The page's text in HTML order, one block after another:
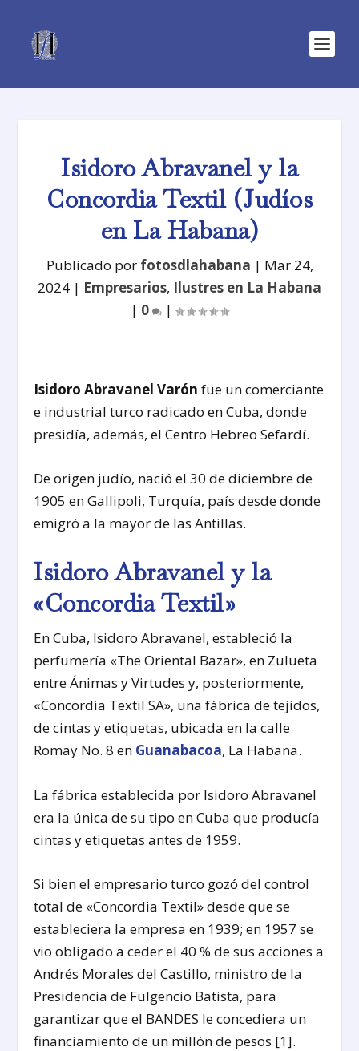
Isidoro Abravanel y la
Concordia Textil (Judíos
en La Habana)
Publicado por fotosdlahabana | Mar 24,
2024 | Empresarios, Ilustres en La Habana
| 0 |
Isidoro Abravanel Varón fue un comerciante
e industrial turco radicado en Cuba, donde
presidía, además, el Centro Hebreo Sefardí.
De origen judío, nació el 30 de diciembre de
1905 en Gallipoli, Turquía, país desde donde
emigró a la mayor de las Antillas.
Isidoro Abravanel y la
«Concordia Textil»
En Cuba, Isidoro Abravanel, estableció la
perfumería «The Oriental Bazar», en Zulueta
entre Ánimas y Virtudes y, posteriormente,
«Concordia Textil SA», una fábrica de tejidos,
de cintas y etiquetas, ubicada en la calle
Romay No. 8 en Guanabacoa, La Habana.
La fábrica establecida por Isidoro Abravanel
era la única de su tipo en Cuba que producía
cintas y etiquetas antes de 1959.
Si bien el empresario turco gozó del control
total de «Concordia Textil» desde que se
estableciera la empresa en 1939; en 1957 se
vio obligado a ceder el 40 % de sus acciones a
Andrés Morales del Castillo, ministro de la
Presidencia de Fulgencio Batista, para
garantizar que el BANDES le concediera un
financiamiento de un millón de pesos [1].